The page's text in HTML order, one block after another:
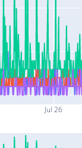
Jul 26